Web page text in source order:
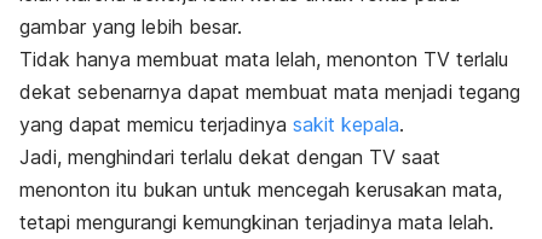
gambar yang lebih besar.
Tidak hanya membuat mata lelah, menonton TV terlalu
dekat sebenarnya dapat membuat mata menjadi tegang
yang dapat memicu terjadinya sakit kepala.
Jadi, menghindari terlalu dekat dengan TV saat
menonton itu bukan untuk mencegah kerusakan mata,
tetapi mengurangi kemungkinan terjadinya mata lelah.